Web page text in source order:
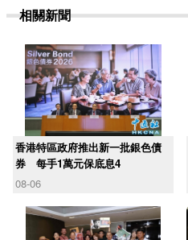
相關新聞
香港特區政府推出新一批銀色債
券 每手1萬元保底息4
08-06